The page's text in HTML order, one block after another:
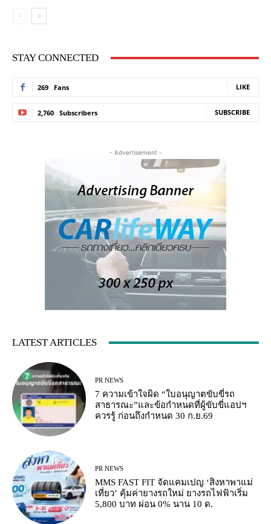
STAY CONNECTED
269 Fans LIKE
2,760 Subscribers SUBSCRIBE
- Advertisement -
LATEST ARTICLES
PR NEWS
7 ความเข้าใจผิด “ใบอนุญาตขับขี่รถ
สาธารณะ”และข้อกำหนดที่ผู้ขับขี่แอปฯ
ควรรู้ ก่อนถึงกำหนด 30 ก.ย.69
PR NEWS
MMS FAST FIT จัดแคมเปญ ‘สิงหาพาแม่
เที่ยว’ คุ้มค่ายางรถใหม่ ยางรถไฟฟ้าเริ่ม
5,800 บาท ผ่อน 0% นาน 10 ด.